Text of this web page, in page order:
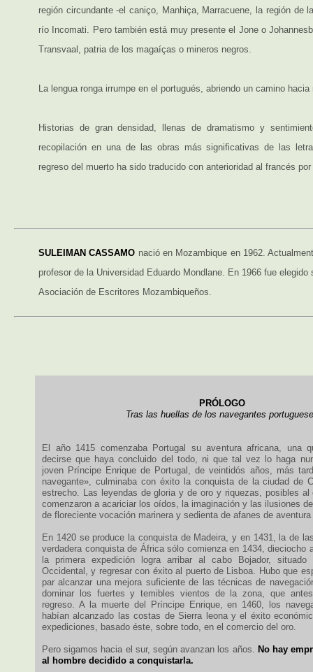
región circundante -el caniço, Manhiça, Marracuene, la región de
río Incomati. Pero también está muy presente el Jone o
Transvaal, patria de los magaíças o mineros negros.
La lengua ronga irrumpe en el portugués, abriendo un camino
Historias de gran densidad, llenas de dramatismo y
recopilación en una de las obras más significativas de las
regreso del muerto ha sido traducido con anterioridad al francés
SULEIMAN CASSAMO nació en Mozambique en 1962.
profesor de la Universidad Eduardo Mondlane. En 1966 fue elegido
Asociación de Escritores Mozambiqueños.
PRÓLOGO
Tras las huellas de los navegantes
El año 1415 comenzaba Portugal su aventura africana, una
decirse que haya concluido del todo, ni que tal vez lo haga
joven Príncipe Enrique de Portugal, de veintidós años, más
navegante», culminaba con éxito la conquista de la ciudad de
estrecho. Las leyendas de gloria y de oro y riquezas, posibles al
comenzaron a acariciar los oídos, la imaginación y las ilusiones
de floreciente vocación marinera y sedienta de afanes de
En 1420 se produce la conquista de Madeira, y en 1431, la de
verdadera conquista de África sólo comienza en 1434, dieciocho
la primera expedición logra arribar al cabo Bojador,
Occidental, y regresar con éxito al puerto de Lisboa. Hubo que
par alcanzar una mejora suficiente de las técnicas de
dominar los fuertes y temibles vientos de la zona, que
regreso. A la muerte del Príncipe Enrique, en 1460, los
habían alcanzado las costas de Sierra leona y el éxito
expediciones, basado éste, sobre todo, en el comercio del oro.
Pero sigamos hacia el sur, según avanzan los años. No hay
al hombre decidido a conquistarla.